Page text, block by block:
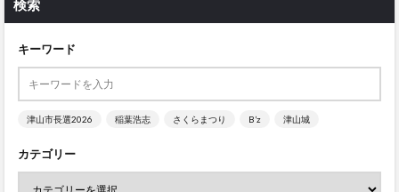
検索
キーワード
津山市長選2026 稲葉浩志 さくらまつり B’z 津山城
カテゴリー